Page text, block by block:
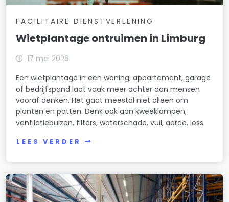
FACILITAIRE DIENSTVERLENING
Wietplantage ontruimen in Limburg
17 mei 2026
Een wietplantage in een woning, appartement, garage
of bedrijfspand laat vaak meer achter dan mensen
vooraf denken. Het gaat meestal niet alleen om
planten en potten. Denk ook aan kweeklampen,
ventilatiebuizen, filters, waterschade, vuil, aarde, loss
LEES VERDER